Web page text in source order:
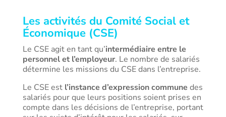
Les activités du Comité Social et
Économique (CSE)
Le CSE agit en tant qu’intermédiaire entre le
personnel et l’employeur. Le nombre de salariés
détermine les missions du CSE dans l’entreprise.
Le CSE estl’instance d’expression commune des
salariés pour que leurs positions soient prises en
compte dans les décisions de l’entreprise, portant